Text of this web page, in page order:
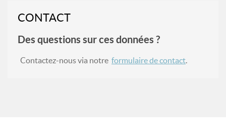
CONTACT
Des questions sur ces données ?
Contactez-nous via notre formulaire de contact.